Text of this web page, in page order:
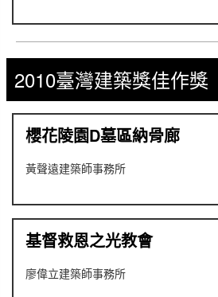
2010臺灣建築獎佳作獎
櫻花陵園D墓區納骨廊
黃聲遠建築師事務所
基督救恩之光教會
廖偉立建築師事務所